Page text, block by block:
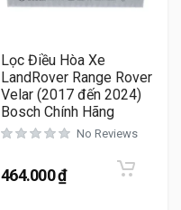
Lọc Điều Hòa Xe
LandRover Range Rover
Velar (2017 đến 2024)
Bosch Chính Hãng
No Reviews
464.000₫